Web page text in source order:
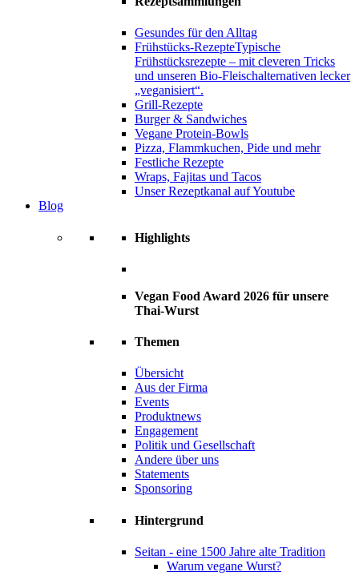
Gesundes für den Alltag
Frühstücks-RezepteTypische
Frühstücksrezepte – mit cleveren Tricks
und unseren Bio-Fleischalternativen lecker
„veganisiert“.
Grill-Rezepte
Burger & Sandwiches
Vegane Protein-Bowls
Pizza, Flammkuchen, Pide und mehr
Festliche Rezepte
Wraps, Fajitas und Tacos
Unser Rezeptkanal auf Youtube
Blog
Highlights
Vegan Food Award 2026 für unsere
Thai-Wurst
Themen
Übersicht
Aus der Firma
Events
Produktnews
Engagement
Politik und Gesellschaft
Andere über uns
Statements
Sponsoring
Hintergrund
Seitan - eine 1500 Jahre alte Tradition
Warum vegane Wurst?